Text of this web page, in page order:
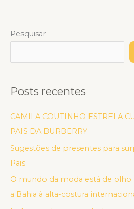
Pesquisar
Posts recentes
CAMILA COUTINHO ESTRELA
PAIS DA BURBERRY
Sugestões de presentes para
Pais
O mundo da moda está de olho
a Bahia à alta-costura